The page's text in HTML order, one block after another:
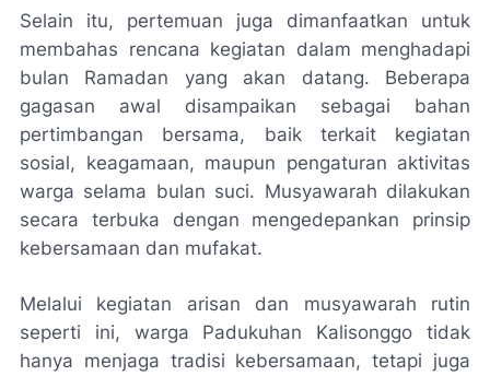
Selain itu, pertemuan juga dimanfaatkan untuk
membahas rencana kegiatan dalam menghadapi
bulan Ramadan yang akan datang. Beberapa
gagasan awal disampaikan sebagai bahan
pertimbangan bersama, baik terkait kegiatan
sosial, keagamaan, maupun pengaturan aktivitas
warga selama bulan suci. Musyawarah dilakukan
secara terbuka dengan mengedepankan prinsip
kebersamaan dan mufakat.
Melalui kegiatan arisan dan musyawarah rutin
seperti ini, warga Padukuhan Kalisonggo tidak
hanya menjaga tradisi kebersamaan, tetapi juga